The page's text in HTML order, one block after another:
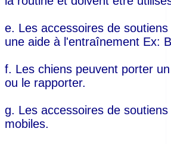
e. Les accessoires de
une aide à l'entraînement Ex:
f. Les chiens peuvent porter
ou le rapporter.
g. Les accessoires de
mobiles.